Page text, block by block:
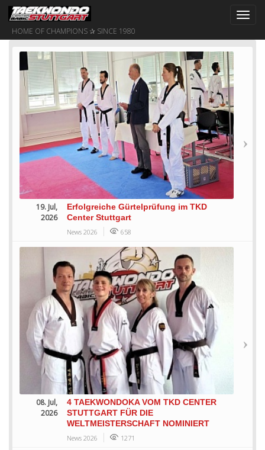
HOME OF CHAMPIONS ✰ SINCE 1980
19. Jul,
2026
Erfolgreiche Gürtelprüfung im TKD
Center Stuttgart
News 2026 658
08. Jul,
2026
4 TAEKWONDOKA VOM TKD CENTER
STUTTGART FÜR DIE
WELTMEISTERSCHAFT NOMINIERT
News 2026 1271